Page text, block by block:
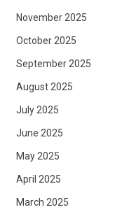
November 2025
October 2025
September 2025
August 2025
July 2025
June 2025
May 2025
April 2025
March 2025